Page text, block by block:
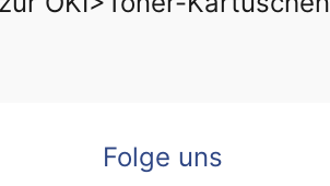
Folge uns